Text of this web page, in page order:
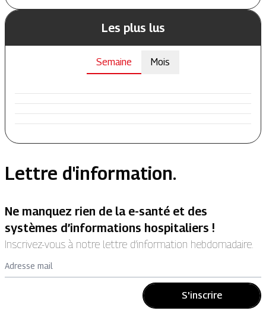
Les plus lus
Semaine Mois
Lettre d'information.
Ne manquez rien de la e-santé et des
systèmes d’informations hospitaliers !
Inscrivez-vous à notre lettre d’information hebdomadaire.
Adresse mail
S'inscrire